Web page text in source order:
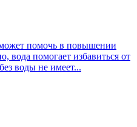
помочь в повышении
вода помогает избавиться от
воды не имеет...